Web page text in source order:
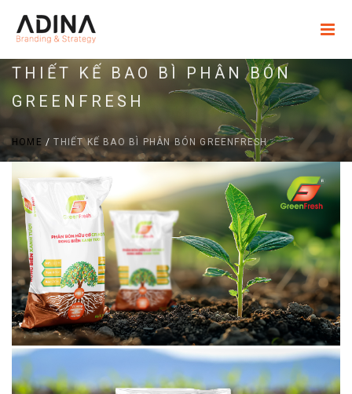
THIẾT KẾ BAO BÌ PHÂN BÓN
GREENFRESH
HOME /THIẾT KẾ BAO BÌ PHÂN BÓN GREENFRESH